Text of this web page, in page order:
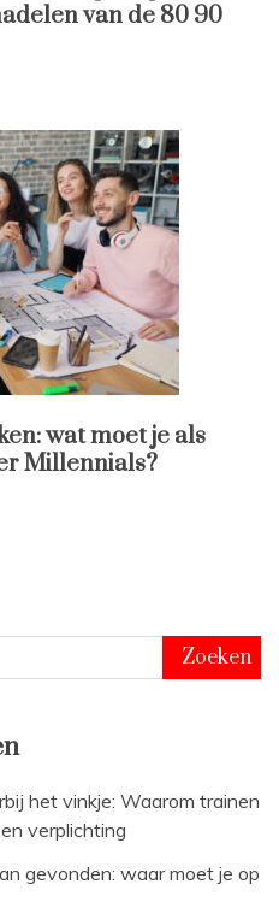
van de 80 90
wat moet je als
Millennials?
het vinkje: Waarom trainen
verplichting
gevonden: waar moet je op